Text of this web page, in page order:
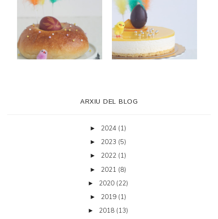
ARXIU DEL BLOG
► 2024 (1)
► 2023 (5)
► 2022 (1)
► 2021 (8)
► 2020 (22)
► 2019 (1)
► 2018 (13)